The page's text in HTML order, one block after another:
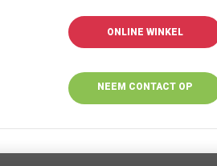
ONLINE WINKEL
NEEM CONTACT OP